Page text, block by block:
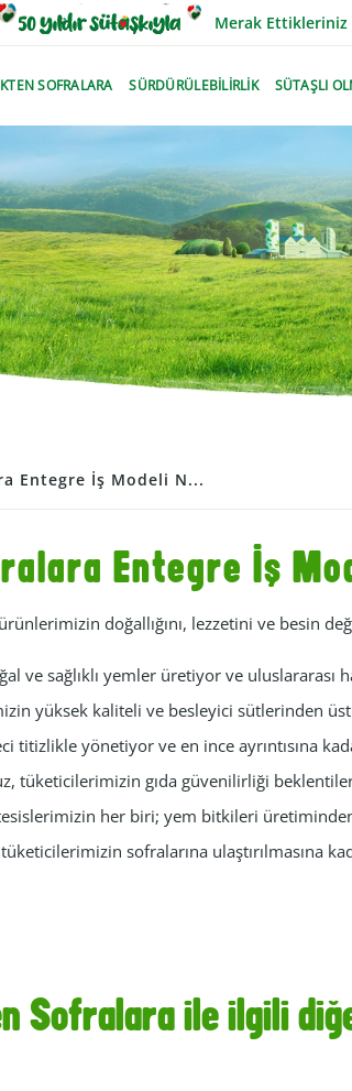
Merak Ettikleriniz
SOFRALARA SÜRDÜRÜLEBİLİRLİK SÜTAŞLI
Entegre İş Modeli N...
Entegre İş
doğallığını, lezzetini ve besin
ve sağlıklı yemler üretiyor ve uluslararası
yüksek kaliteli ve besleyici sütlerinden
titizlikle yönetiyor ve en ince ayrıntısına
tüketicilerimizin gıda güvenilirliği
her biri; yem bitkileri
sofralarına ulaştırılmasına
Sofralara ile ilgili